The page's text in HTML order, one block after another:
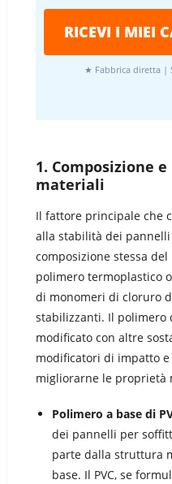
RICEVI I MIEI
★ Fabbrica diretta |
1. Composizione
materiali
Il fattore principale che
alla stabilità dei pannelli
composizione stessa del
polimero termoplastico
di monomeri di cloruro
stabilizzanti. Il polimero
modificato con altre
modificatori di impatto
migliorarne le proprietà
Polimero a base di
dei pannelli per
parte dalla struttura
base. Il PVC, se